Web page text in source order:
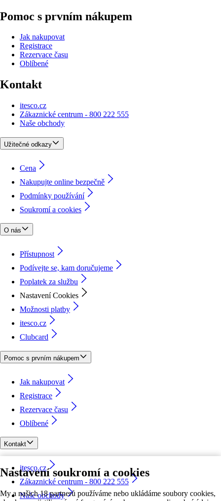
Nastavení soukromí a cookies
My a našich 18 partnerů používáme nebo ukládáme soubory cookies,
Pomoc s prvním nákupem
Jak nakupovat
Registrace
Rezervace času
Oblíbené
Kontakt
itesco.cz
Zákaznické centrum - 800 222 555
Naše obchody
Užitečné odkazy
Cena
Nakupujte online bezpečně
Podmínky používání
Soukromí a cookies
O nás
Přístupnost
Podívejte se, kam doručujeme
Poplatek za službu
Nastavení Cookies
Možnosti platby
itesco.cz
Clubcard
Pomoc s prvním nákupem
Jak nakupovat
Registrace
Rezervace času
Oblíbené
Kontakt
itesco.cz
Zákaznické centrum - 800 222 555
Naše obchody